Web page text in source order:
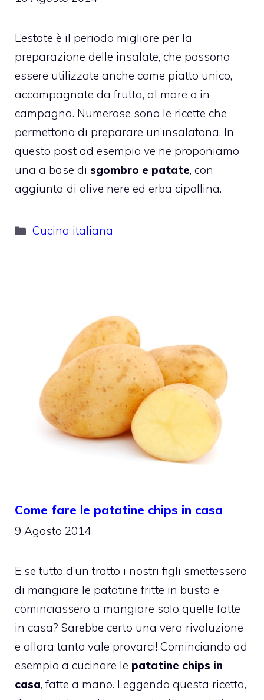
L’estate è il periodo migliore per la
preparazione delle insalate, che possono
essere utilizzate anche come piatto unico,
accompagnate da frutta, al mare o in
campagna. Numerose sono le ricette che
permettono di preparare un’insalatona. In
questo post ad esempio ve ne proponiamo
una a base di sgombro e patate, con
aggiunta di olive nere ed erba cipollina.
Categorie
Cucina italiana
Come fare le patatine chips in casa
9 Agosto 2014
E se tutto d’un tratto i nostri figli smettessero
di mangiare le patatine fritte in busta e
cominciassero a mangiare solo quelle fatte
in casa? Sarebbe certo una vera rivoluzione
e allora tanto vale provarci! Cominciando ad
esempio a cucinare le patatine chips in
casa, fatte a mano. Leggendo questa ricetta,